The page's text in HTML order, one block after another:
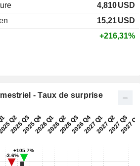
4,810USD
15,21USD
+216,31%
- Taux de surprise